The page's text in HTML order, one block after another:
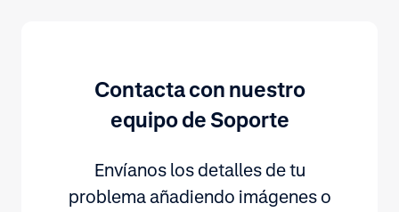
Contacta con nuestro
equipo de Soporte
Envíanos los detalles de tu
problema añadiendo imágenes o